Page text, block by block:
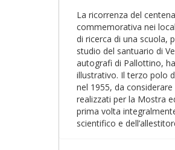
La ricorrenza del
commemorativa nei
di ricerca di una scuola,
studio del santuario di
autografi di Pallottino,
illustrativo. Il terzo polo
nel 1955, da
realizzati per la Mostra
prima volta
scientifico e